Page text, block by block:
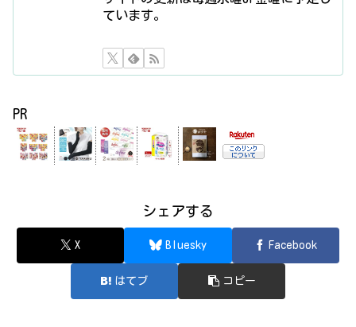
ています。
PR
シェアする
X Bluesky Facebook
はてブ コピー